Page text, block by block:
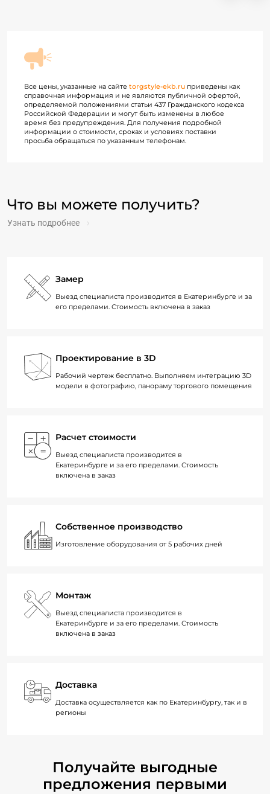
Все цены, указанные на сайте torgstyle-ekb.ru приведены как
справочная информация и не являются публичной офертой,
определяемой положениями статьи 437 Гражданского кодекса
Российской Федерации и могут быть изменены в любое
время без предупреждения. Для получения подробной
информации о стоимости, сроках и условиях поставки
просьба обращаться по указанным телефонам.
Что вы можете получить?
Узнать подробнее
Замер
Выезд специалиста производится в Екатеринбурге и за
его пределами. Стоимость включена в заказ
Проектирование в 3D
Рабочий чертеж бесплатно. Выполняем интеграцию 3D
модели в фотографию, панораму торгового помещения
Расчет стоимости
Выезд специалиста производится в
Екатеринбурге и за его пределами. Стоимость
включена в заказ
Собственное производство
Изготовление оборудования от 5 рабочих дней
Монтаж
Выезд специалиста производится в
Екатеринбурге и за его пределами. Стоимость
включена в заказ
Доставка
Доставка осуществляется как по Екатеринбургу, так и в
регионы
Получайте выгодные
предложения первыми